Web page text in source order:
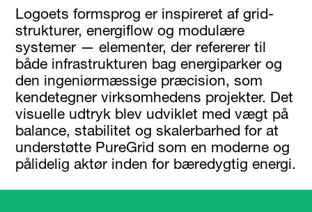
Logoets formsprog er inspireret af grid-
strukturer, energiflow og modulære
systemer — elementer, der refererer til
både infrastrukturen bag energiparker og
den ingeniørmæssige præcision, som
kendetegner virksomhedens projekter. Det
visuelle udtryk blev udviklet med vægt på
balance, stabilitet og skalerbarhed for at
understøtte PureGrid som en moderne og
pålidelig aktør inden for bæredygtig energi.